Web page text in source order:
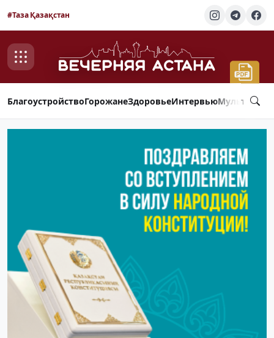
#Таза Қазақстан
БлагоустройствоГорожанеЗдоровьеИнтервью